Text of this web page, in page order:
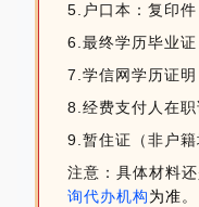
5.户口本：复印件
6.最终学历毕业
7.学信网学历证明
8.经费支付人在
9.暂住证（非户籍
注意：具体材料
询代办机构为准。